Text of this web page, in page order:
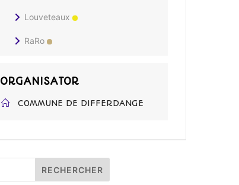
Louveteaux
RaRo
ORGANISATOR
COMMUNE DE DIFFERDANGE